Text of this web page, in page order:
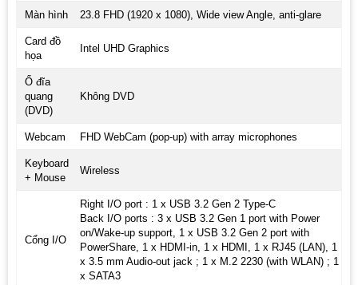
Màn hình 23.8 FHD (1920 x 1080), Wide view Angle, anti-glare
Card đồ
họa
Intel UHD Graphics
Ổ đĩa
quang
(DVD)
Không DVD
Webcam FHD WebCam (pop-up) with array microphones
Keyboard
+ Mouse
Wireless
Cổng I/O
Right I/O port : 1 x USB 3.2 Gen 2 Type-C
Back I/O ports : 3 x USB 3.2 Gen 1 port with Power
on/Wake-up support, 1 x USB 3.2 Gen 2 port with
PowerShare, 1 x HDMI-in, 1 x HDMI, 1 x RJ45 (LAN), 1
x 3.5 mm Audio-out jack ; 1 x M.2 2230 (with WLAN) ; 1
x SATA3